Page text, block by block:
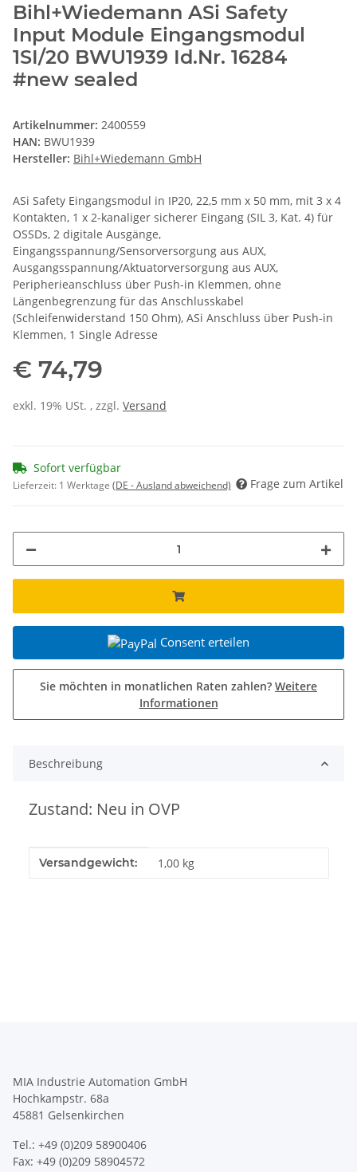
Bihl+Wiedemann ASi Safety
Input Module Eingangsmodul
1SI/20 BWU1939 Id.Nr. 16284
#new sealed
Artikelnummer: 2400559
HAN: BWU1939
Hersteller: Bihl+Wiedemann GmbH
ASi Safety Eingangsmodul in IP20, 22,5 mm x 50 mm, mit 3 x 4
Kontakten, 1 x 2-kanaliger sicherer Eingang (SIL 3, Kat. 4) für
OSSDs, 2 digitale Ausgänge,
Eingangsspannung/Sensorversorgung aus AUX,
Ausgangsspannung/Aktuatorversorgung aus AUX,
Peripherieanschluss über Push-in Klemmen, ohne
Längenbegrenzung für das Anschlusskabel
(Schleifenwiderstand 150 Ohm), ASi Anschluss über Push-in
Klemmen, 1 Single Adresse
€ 74,79
exkl. 19% USt. , zzgl. Versand
Sofort verfügbar
Lieferzeit: 1 Werktage (DE - Ausland abweichend) Frage zum Artikel
Consent erteilen
Sie möchten in monatlichen Raten zahlen? Weitere
Informationen
Beschreibung
Zustand: Neu in OVP
Produkteigenschaft
Wert
Versandgewicht: 1,00 kg
MIA Industrie Automation GmbH
Hochkampstr. 68a
45881 Gelsenkirchen
Tel.: +49 (0)209 58900406
Fax: +49 (0)209 58904572